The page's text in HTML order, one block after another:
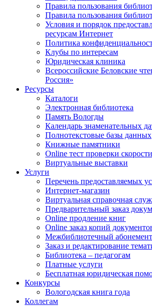
Правила пользования
Правила пользования
Условия и порядок
ресурсам Интернет
Политика
Клубы по интересам
Юридическая клиника
Всероссийские Беловские
Россия»
Ресурсы
Каталоги
Электронная библиотека
Память Вологды
Календарь знаменательных
Полнотекстовые базы данных
Книжные памятники
Online тест проверки
Виртуальные выставки
Услуги
Перечень предоставляемых
Интернет-магазин
Виртуальная справочная
Предварительный заказ
Online продление книг
Online заказ копий
Межбиблиотечный абонемент
Заказ и редактирование
Библиотека – педагогам
Платные услуги
Бесплатная юридическая
Конкурсы
Вологодская книга года
Коллегам